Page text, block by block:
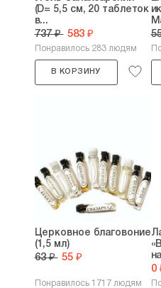
(D= 5,5 см, 20 таблеток
в...
737 ₽ 583 ₽
Понравилось 283 людям
В КОРЗИНУ
Церковное благовоние
(1,5 мл)
63 ₽ 55 ₽
Понравилось 1717 людям
0